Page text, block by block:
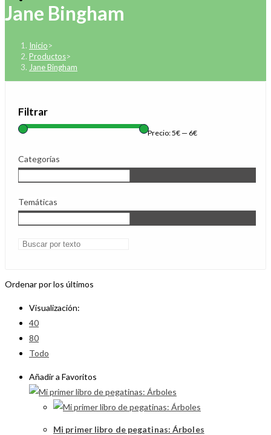
Jane Bingham
Inicio>
Productos>
Jane Bingham
Filtrar
Precio:5€ — 6€
Categorías
Temáticas
Ordenar por los últimos
Visualización:
40
80
Todo
Añadir a Favoritos
Mi primer libro de pegatinas: Árboles